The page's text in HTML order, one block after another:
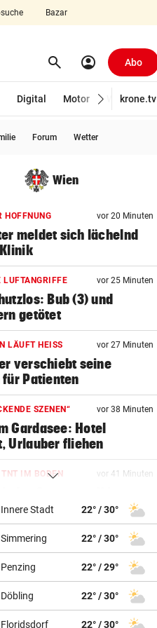
Bazar
search Suchen
account_circle Abo
Digital Motor Wirtschaft
krone.tv
Forum Wetter
Wien
HOFFNUNG vor 20 Minuten
meldet sich lächelnd
LUFTANGRIFFE vor 25 Minuten
Bub (3) und
getötet
LÄUFT HEISS vor 27 Minuten
verschiebt seine
für Patienten
SZENEN“ vor 38 Minuten
Gardasee: Hotel
Urlauber fliehen
IM BODEN vor 41 Minuten
See gefunden
27 JAHRE ALT vor 43 Minuten
Teamspieler bei
ermordet
vor einer Stunde
Freude und
Stadt 22° / 30°
22° / 30°
22° / 29°
22° / 30°
22° / 30°